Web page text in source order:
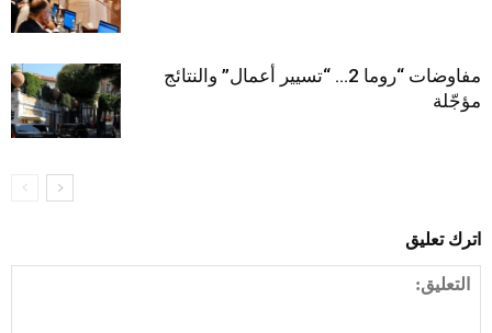
مفاوضات “روما 2… “تسيير أعمال” والنتائج
مؤجّلة
اترك تعليق